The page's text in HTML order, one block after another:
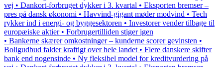
vej • Dankort-forbruget dykker i 3. kvartal • Eksporten bremser –
pres på dansk økonomi • Havvind-gigant møder modvind • Tech
rykker ind i energi- og byggesektoren • Investorer vender tilbage til
europæiske aktier • Forbrugertilliden stiger igen
• Bankerne skærer omkostninger – kunderne scorer gevinsten •
Boligudbud falder kraftigt over hele landet • Flere danskere skifter
bank end nogensinde • Ny fleksibel model for kreditvurdering på